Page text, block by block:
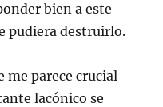
bien a este
pudiera destruirlo.
me parece crucial
lacónico se